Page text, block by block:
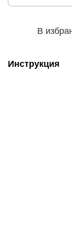
В
Инструкция